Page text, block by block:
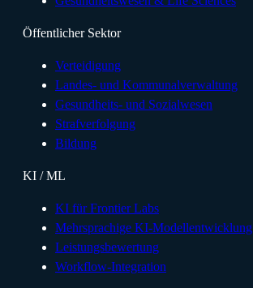
Öffentlicher Sektor
Verteidigung
Landes- und Kommunalverwaltung
Gesundheits- und Sozialwesen
Strafverfolgung
Bildung
KI / ML
KI für Frontier Labs
Mehrsprachige KI-Modellentwicklung
Leistungsbewertung
Workflow-Integration